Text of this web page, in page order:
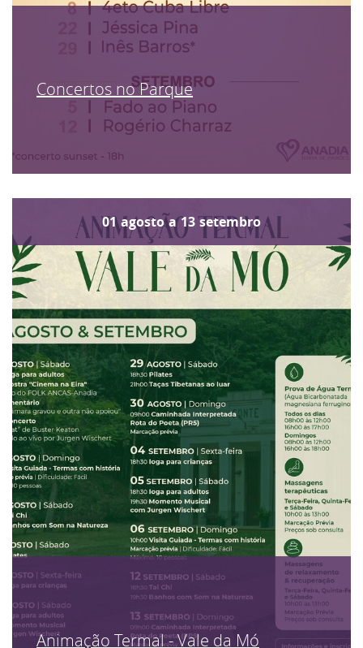
Concertos no Parque
01 agosto a 13 setembro
Animação Termal - Vale da Mó